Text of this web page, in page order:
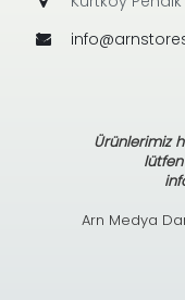
Ürünlerimiz
Arn Medya